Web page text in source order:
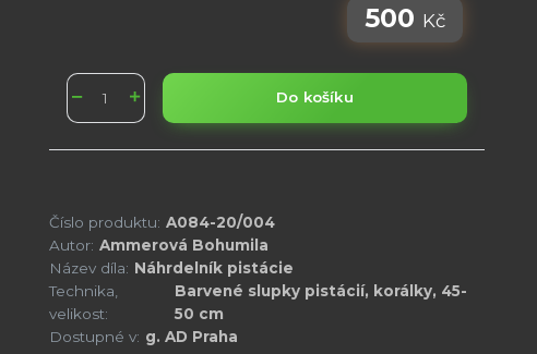
500 Kč
Do košíku
Číslo produktu: A084-20/004
Autor: Ammerová Bohumila
Název díla: Náhrdelník pistácie
Technika,
velikost:
Barvené slupky pistácií, korálky, 45-
50 cm
Dostupné v: g. AD Praha